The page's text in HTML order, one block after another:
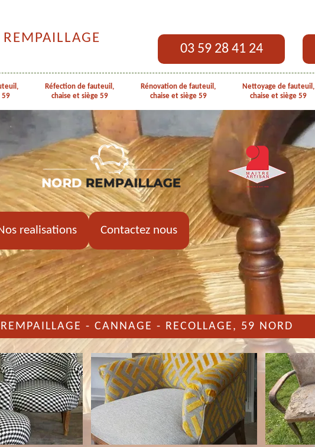
REMPAILLAGE
03 59 28 41 24
59
Réfection de fauteuil,
chaise et siège 59
Rénovation de fauteuil,
chaise et siège 59
Nettoyage de fauteuil,
chaise et siège 59
realisations Contactez nous
- CANNAGE - RECOLLAGE, 59 NORD